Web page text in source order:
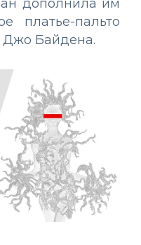
дополнила им
платье-пальто
Джо Байдена.